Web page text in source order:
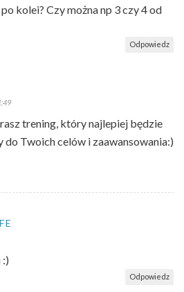
kolei? Czy można np 3 czy 4 od
Odpowiedz
trening, który najlepiej będzie
do Twoich celów i zaawansowania:)
Odpowiedz